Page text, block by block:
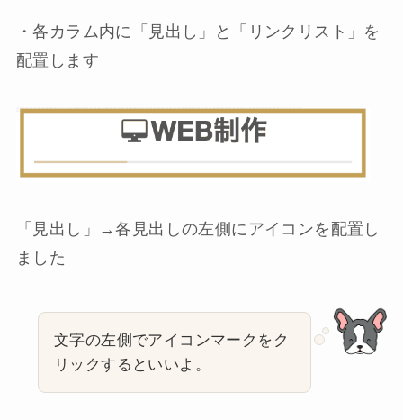
・各カラム内に「見出し」と「リンクリスト」を
配置します
「見出し」→各見出しの左側にアイコンを配置し
ました
文字の左側でアイコンマークをク
リックするといいよ。